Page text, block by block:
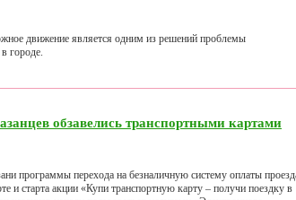
движение является одним из решений проблемы
городе.
обзавелись транспортными картами
программы перехода на безналичную систему оплаты
и старта акции «Купи транспортную карту – получи поездку в